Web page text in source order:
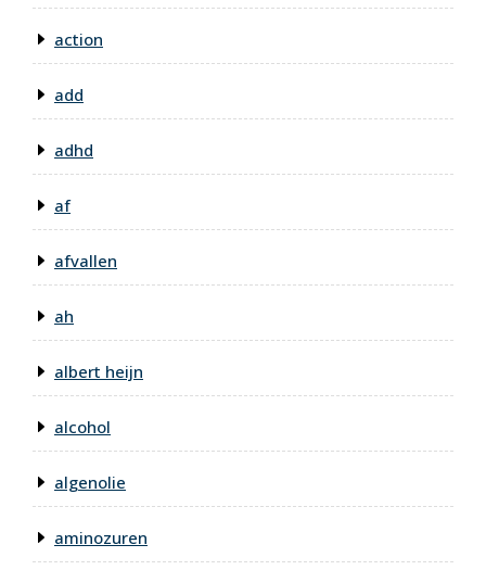
action
add
adhd
af
afvallen
ah
albert heijn
alcohol
algenolie
aminozuren